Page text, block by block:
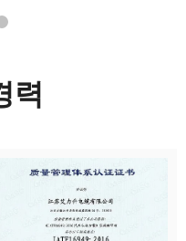
력